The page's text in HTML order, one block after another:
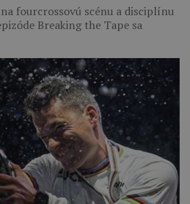
fourcrossovú scénu a disciplínu
Breaking the Tape sa